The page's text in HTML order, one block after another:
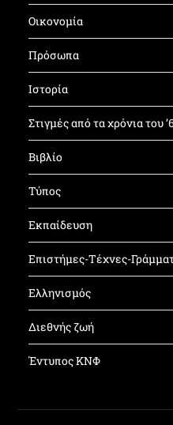
Οικονομία
Πρόσωπα
Ιστορία
Στιγμές από τα χρόνια του
Βιβλίο
Τύπος
Εκπαίδευση
Επιστήμες-Τέχνες-
Ελληνισμός
Διεθνής ζωή
Έντυπος ΚΝΦ